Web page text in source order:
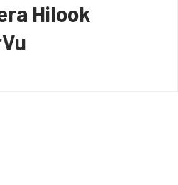
Hilook